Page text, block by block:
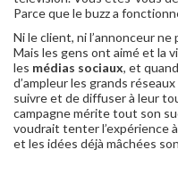
Parce que le buzz a
Ni le client, ni l’annonceur
Mais les gens ont aimé et la
les médias sociaux, et
d’ampleur les grands
suivre et de diffuser à leur
campagne mérite tout son
voudrait tenter l’expérience
et les idées déjà mâchées